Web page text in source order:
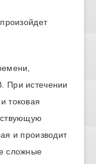
При истечении
токовая
и производит
сложные